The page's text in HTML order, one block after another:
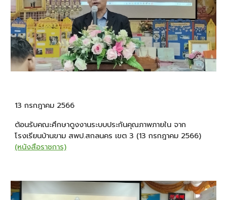
13 กรกฎาคม 2566
ต้อนรับคณะศึกษาดูงงานระบบประกันคุณภาพภายใน จาก
โรงเรียนบ้านขาม สพป.สกลนคร เขต 3 (13 กรกฎาคม 2566)
(หนังสือราชการ)